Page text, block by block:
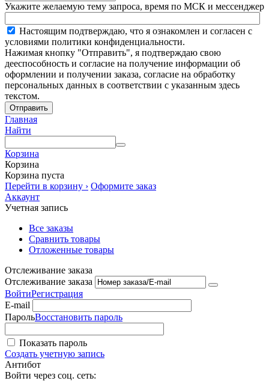
Укажите желаемую тему запроса, время по МСК и мессенджер
Настоящим подтверждаю, что я ознакомлен и согласен с
условиями политики конфиденциальности.
Нажимая кнопку "Отправить", я подтверждаю свою
дееспособность и согласие на получение информации об
оформлении и получении заказа, согласие на обработку
персональных данных в соответствии с указанным здесь
текстом.
Отправить
Главная
Найти
Корзина
Корзина
Корзина пуста
Перейти в корзину › Оформите заказ
Аккаунт
Учетная запись
Все заказы
Сравнить товары
Отложенные товары
Отслеживание заказа
Отслеживание заказа
ВойтиРегистрация
E-mail
ПарольВосстановить пароль
Показать пароль
Создать учетную запись
Антибот
Войти через соц. сеть: